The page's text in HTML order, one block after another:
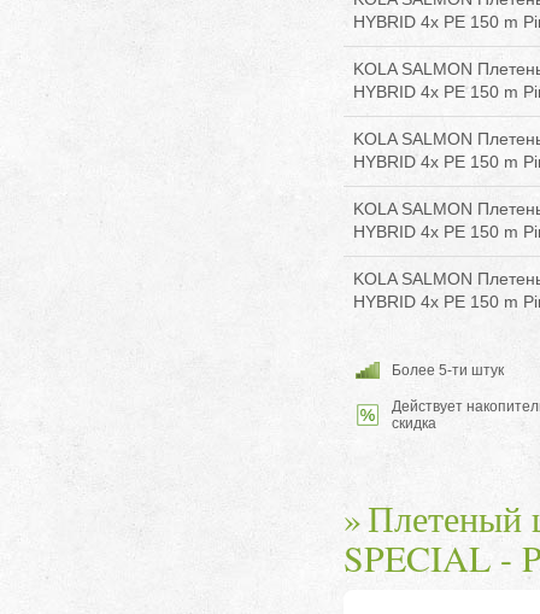
HYBRID 4x PE 150 m
KOLA SALMON
HYBRID 4x PE 150 m
KOLA SALMON
HYBRID 4x PE 150 m
KOLA SALMON
HYBRID 4x PE 150 m
KOLA SALMON
HYBRID 4x PE 150 m
Более 5-ти штук
Действует
скидка
Плетеный
SPECIAL -